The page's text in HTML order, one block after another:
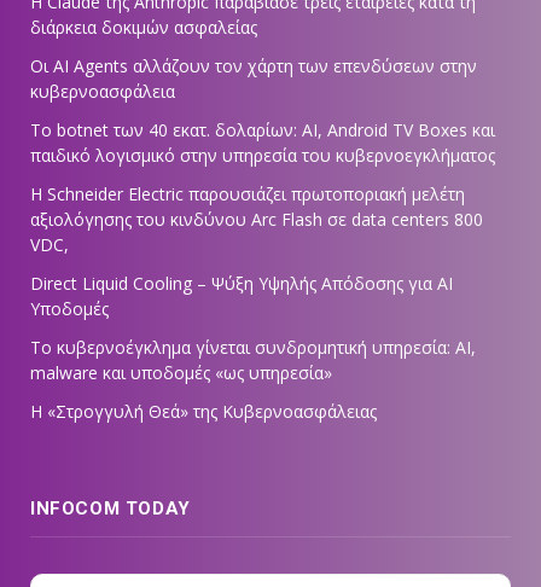
διάρκεια δοκιμών ασφαλείας
Οι AI Agents αλλάζουν τον χάρτη των επενδύσεων στην
κυβερνοασφάλεια
Το botnet των 40 εκατ. δολαρίων: AI, Android TV Boxes και
παιδικό λογισμικό στην υπηρεσία του κυβερνοεγκλήματος
Η Schneider Electric παρουσιάζει πρωτοποριακή μελέτη
αξιολόγησης του κινδύνου Arc Flash σε data centers 800
VDC,
Direct Liquid Cooling – Ψύξη Υψηλής Απόδοσης για AI
Υποδομές
Το κυβερνοέγκλημα γίνεται συνδρομητική υπηρεσία: AI,
malware και υποδομές «ως υπηρεσία»
Η «Στρογγυλή Θεά» της Κυβερνοασφάλειας
INFOCOM TODAY